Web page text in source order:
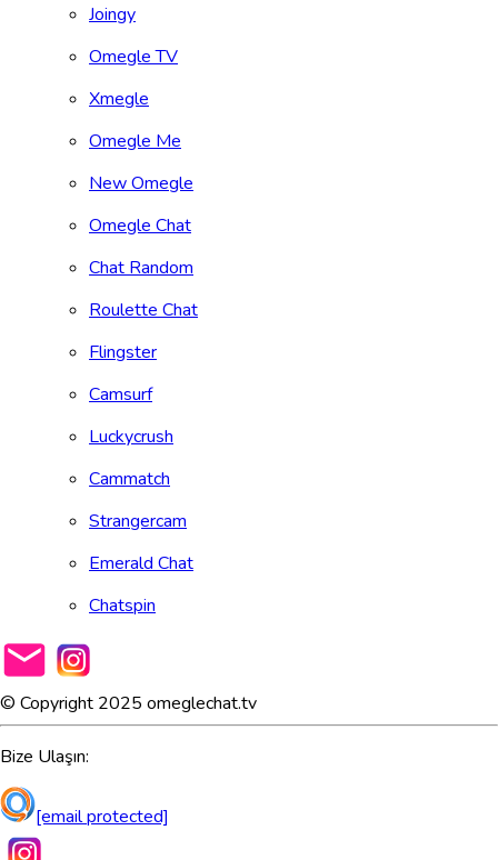
Joingy
Omegle TV
Xmegle
Omegle Me
New Omegle
Omegle Chat
Chat Random
Roulette Chat
Flingster
Camsurf
Luckycrush
Cammatch
Strangercam
Emerald Chat
Chatspin
© Copyright 2025 omeglechat.tv
Bize Ulaşın:
[email protected]